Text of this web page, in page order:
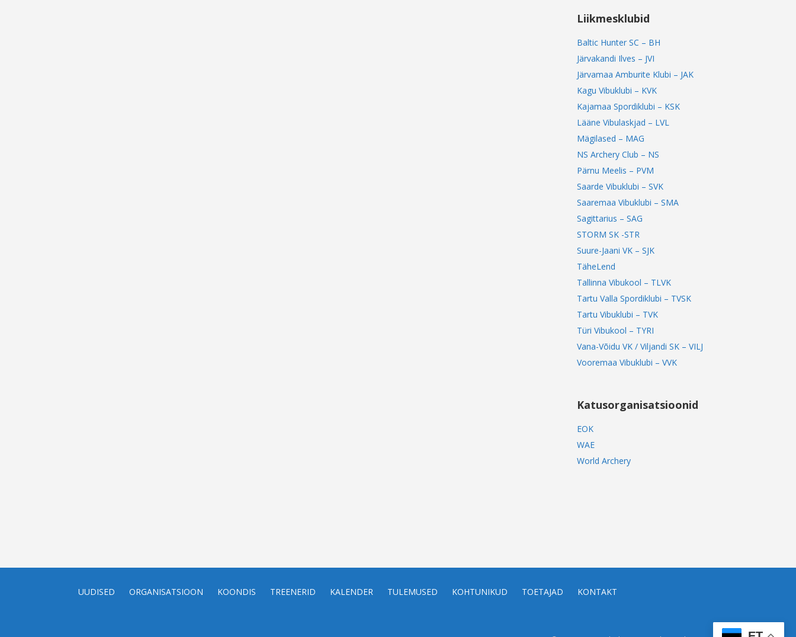
Liikmesklubid
Baltic Hunter SC – BH
Järvakandi Ilves – JVI
Järvamaa Amburite Klubi – JAK
Kagu Vibuklubi – KVK
Kajamaa Spordiklubi – KSK
Lääne Vibulaskjad – LVL
Mägilased – MAG
NS Archery Club – NS
Pärnu Meelis – PVM
Saarde Vibuklubi – SVK
Saaremaa Vibuklubi – SMA
Sagittarius – SAG
STORM SK -STR
Suure-Jaani VK – SJK
TäheLend
Tallinna Vibukool – TLVK
Tartu Valla Spordiklubi – TVSK
Tartu Vibuklubi – TVK
Türi Vibukool – TYRI
Vana-Võidu VK / Viljandi SK – VILJ
Vooremaa Vibuklubi – VVK
Katusorganisatsioonid
EOK
WAE
World Archery
UUDISED ORGANISATSIOON KOONDIS TREENERID KALENDER TULEMUSED KOHTUNIKUD TOETAJAD KONTAKT